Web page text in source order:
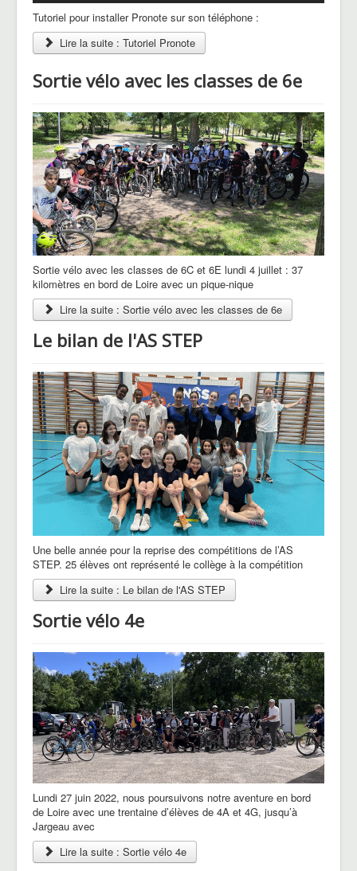
Tutoriel pour installer Pronote sur son téléphone :
Lire la suite : Tutoriel Pronote
Sortie vélo avec les classes de 6e
Sortie vélo avec les classes de 6C et 6E lundi 4 juillet : 37
kilomètres en bord de Loire avec un pique-nique
Lire la suite : Sortie vélo avec les classes de 6e
Le bilan de l'AS STEP
Une belle année pour la reprise des compétitions de l’AS
STEP. 25 élèves ont représenté le collège à la compétition
Lire la suite : Le bilan de l'AS STEP
Sortie vélo 4e
Lundi 27 juin 2022, nous poursuivons notre aventure en bord
de Loire avec une trentaine d’élèves de 4A et 4G, jusqu’à
Jargeau avec
Lire la suite : Sortie vélo 4e